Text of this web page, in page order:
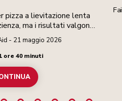
pizza a lievitazione lenta
ma i risultati valgono
sforzo.
- 21 maggio 2026
ore 40 minuti